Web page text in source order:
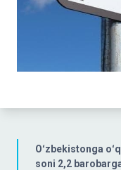
Oʻzbekistonga
soni 2,2